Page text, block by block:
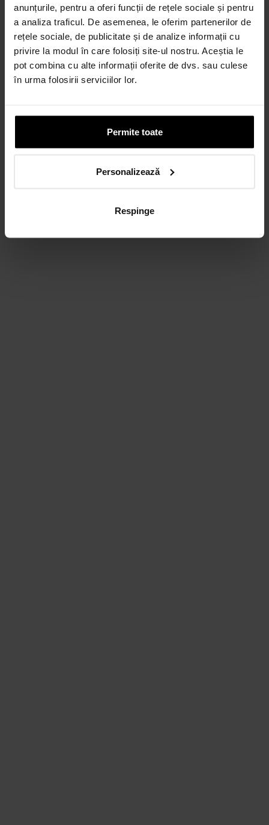
anunțurile, pentru a oferi funcții de rețele sociale și pentru
a analiza traficul. De asemenea, le oferim partenerilor de
rețele sociale, de publicitate și de analize informații cu
privire la modul în care folosiți site-ul nostru. Aceștia le
pot combina cu alte informații oferite de dvs. sau culese
în urma folosirii serviciilor lor.
Permite toate
Personalizează
Respinge